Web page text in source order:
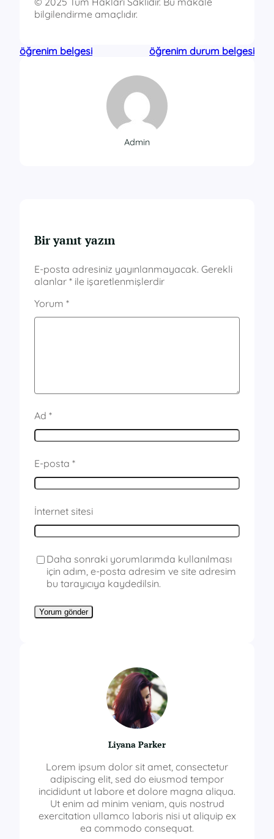
bilgilendirme amaçlıdır.
öğrenim belgesi öğrenim durum belgesi
Admin
Bir yanıt yazın
E-posta adresiniz yayınlanmayacak. Gerekli
alanlar * ile işaretlenmişlerdir
Yorum *
Ad *
E-posta *
İnternet sitesi
Daha sonraki yorumlarımda kullanılması
için adım, e-posta adresim ve site adresim
bu tarayıcıya kaydedilsin.
Liyana Parker
Lorem ipsum dolor sit amet, consectetur
adipiscing elit, sed do eiusmod tempor
incididunt ut labore et dolore magna aliqua.
Ut enim ad minim veniam, quis nostrud
exercitation ullamco laboris nisi ut aliquip ex
ea commodo consequat.